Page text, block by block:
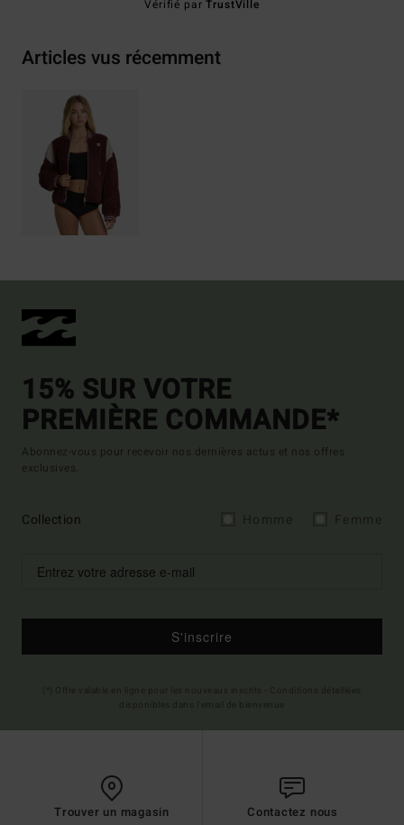
Vérifié parTrustVille
Articles vus récemment
15% SUR VOTRE
PREMIÈRE COMMANDE*
Abonnez-vous pour recevoir nos dernières actus et nos offres
exclusives.
Collection
S'inscrire
Trouver un magasin Contactez nous